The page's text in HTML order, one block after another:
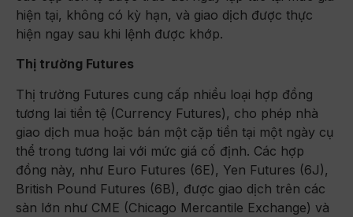
hiện tại, không có kỳ hạn, và giao dịch được thực
hiện ngay sau khi lệnh được khớp.
Thị trường Futures
Thị trường Futures cung cấp nhiều loại hợp đồng
tương lai tiền tệ (Currency Futures), cho phép nhà
giao dịch mua hoặc bán một cặp tiền tại một ngày cụ
thể trong tương lai với mức giá cố định. Các hợp
đồng này, như Euro Futures (6E), Yen Futures (6J),
British Pound Futures (6B), được giao dịch trên các
sàn lớn như CME (Chicago Mercantile Exchange) và